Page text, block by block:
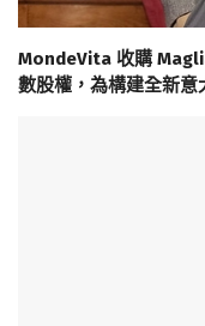
MondeVita 收購
數股權，為構建全新